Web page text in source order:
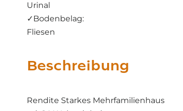
Urinal
✓Bodenbelag:
Fliesen
Beschreibung
Rendite Starkes Mehrfamilienhaus